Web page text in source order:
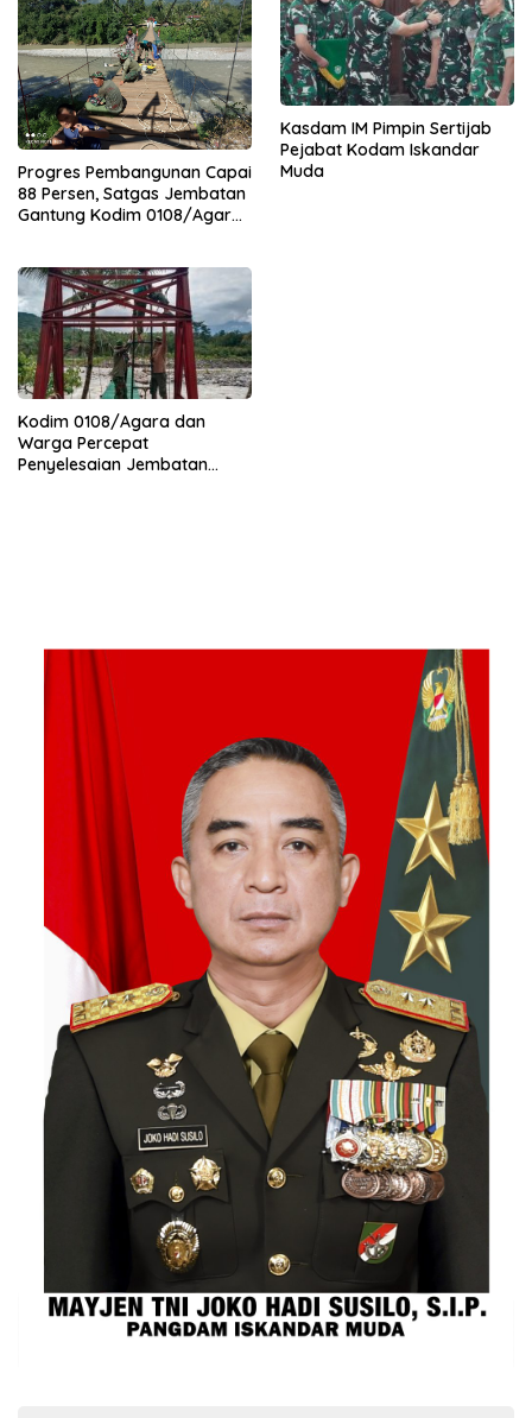
Progres Pembangunan Capai
88 Persen, Satgas Jembatan
Gantung Kodim 0108/Agara
Kasdam IM Pimpin Sertijab
Pejabat Kodam Iskandar
Muda
Kodim 0108/Agara dan
Warga Percepat
Penyelesaian Jembatan